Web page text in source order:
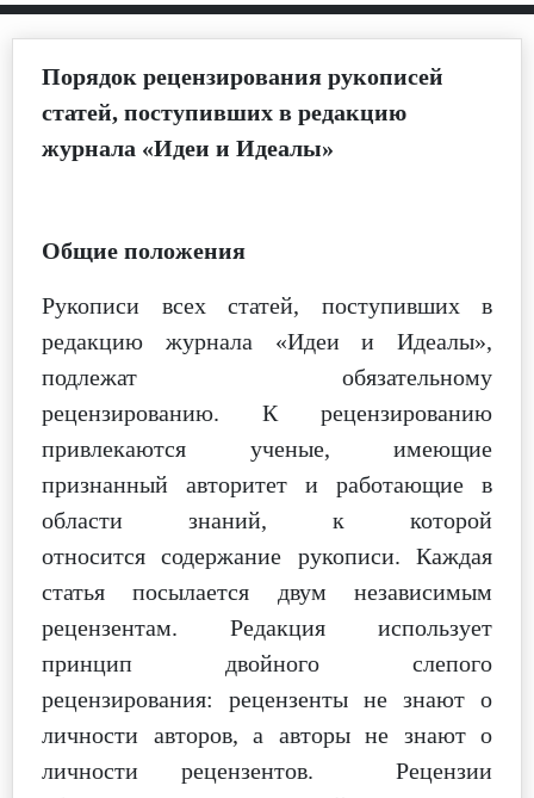
Порядок рецензирования рукописей
статей, поступивших в редакцию
журнала «Идеи и Идеалы»
Общие положения
Рукописи всех статей, поступивших в
редакцию журнала «Идеи и Идеалы»,
подлежат обязательному
рецензированию. К рецензированию
привлекаются ученые, имеющие
признанный авторитет и работающие в
области знаний, к которой
относится содержание рукописи. Каждая
статья посылается двум независимым
рецензентам. Редакция использует
принцип двойного слепого
рецензирования: рецензенты не знают о
личности авторов, а авторы не знают о
личности рецензентов.
Рецензии